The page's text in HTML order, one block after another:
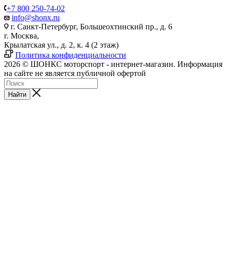
+7 800 250-74-02
info@shonx.ru
г. Санкт-Петербург, Большеохтинский пр., д. 6
г. Москва,
Крылатская ул., д. 2, к. 4 (2 этаж)
Политика конфиденциальности
2026 © ШОНКС моторспорт - интернет-магазин. Информация
на сайте не является публичной офертой
Найти